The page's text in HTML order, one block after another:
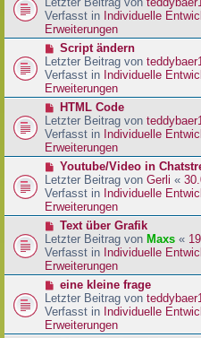
a
g
e
i
t
a
g
u
e
r
B
e
i
t
a
g
Verfasst in Individuelle
Erweiterungen
N
e
u
e
r
B
e
i
t
a
g
Script ändern
Letzter Beitrag von
Verfasst in Individuelle
Erweiterungen
N
e
u
e
r
B
e
i
t
a
g
HTML Code
Letzter Beitrag von
Verfasst in Individuelle
Erweiterungen
N
e
u
e
r
B
e
i
t
a
g
Youtube/Video in
Letzter Beitrag von Gerli «
Verfasst in Individuelle
Erweiterungen
N
e
u
e
r
B
e
i
t
Text über Grafik
Letzter Beitrag von Maxs «
Verfasst in Individuelle
Erweiterungen
N
e
u
e
eine kleine frage
Letzter Beitrag von
Verfasst in Individuelle
Erweiterungen